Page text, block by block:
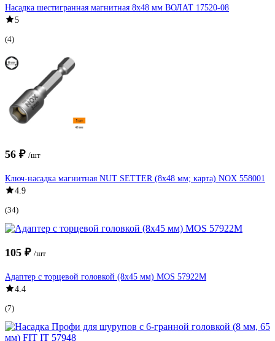
Насадка шестигранная магнитная 8x48 мм ВОЛАТ 17520-08
5
(4)
56 ₽ /шт
Ключ-насадка магнитная NUT SETTER (8x48 мм; карта) NOX 558001
4.9
(34)
105 ₽ /шт
Адаптер с торцевой головкой (8x45 мм) MOS 57922М
4.4
(7)